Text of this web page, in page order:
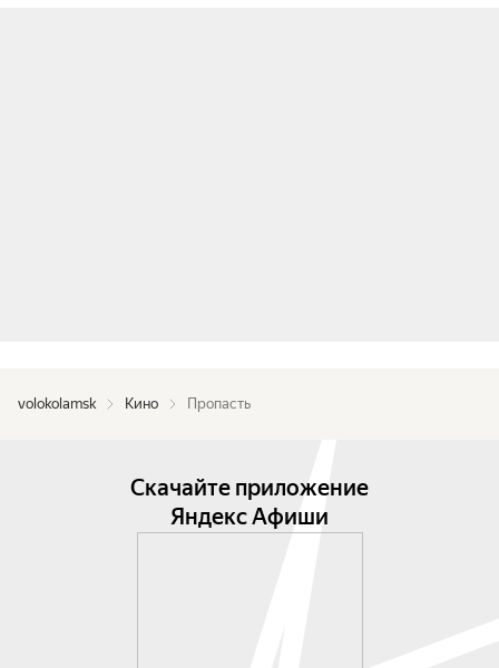
volokolamsk Кино Пропасть
Скачайте приложение
Яндекс Афиши